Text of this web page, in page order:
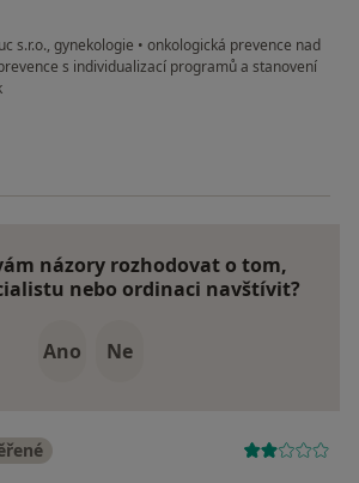
s.r.o., gynekologie • onkologická prevence nad
s individualizací programů a stanovení
K. P.
názory rozhodovat o tom,
nebo ordinaci navštívit?
Ano Ne